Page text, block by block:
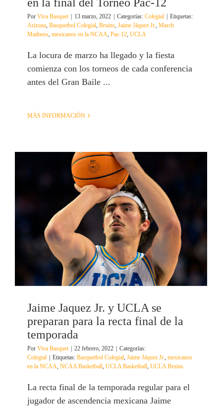
Por Viva Basquet | 13 marzo, 2022 | Categorías: Colegial | Etiquetas:
Arizona Basquetbol Colegial Bruins Jaime Jáquez Jr. March
Madness mexicanos en la NCAA Pac-12 UCLA
La locura de marzo ha llegado y la fiesta
comienza con los torneos de cada conferencia
antes del Gran Baile ...
MÁS INFORMACIÓN
Jaime Jaquez Jr. y UCLA se
preparan para la recta final de la
temporada
Por Viva Basquet | 22 febrero, 2022 | Categorías:
Colegial | Etiquetas: Basquetbol Colegial Jaime Jáquez Jr. mexicanos
en la NCAA NCAA Basketball UCLA Basketball UCLA Bruins
La recta final de la temporada regular para el
jugador de ascendencia mexicana Jaime